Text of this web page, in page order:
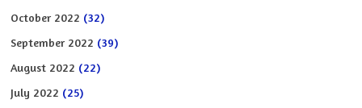
October 2022 (32)
September 2022 (39)
August 2022 (22)
July 2022 (25)